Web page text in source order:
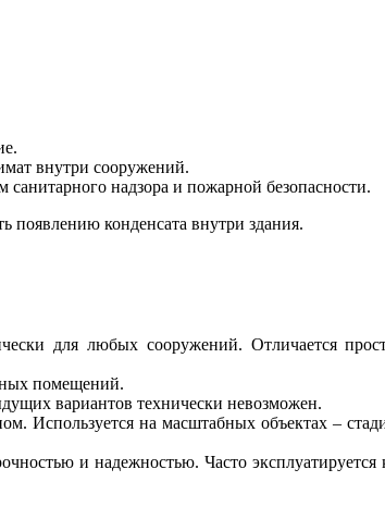
внутри сооружений.
надзора и пожарной безопасности.
появлению конденсата внутри здания.
для любых сооружений. Отличается
помещений.
вариантов технически невозможен.
Используется на масштабных объектах –
и надежностью. Часто эксплуатируется